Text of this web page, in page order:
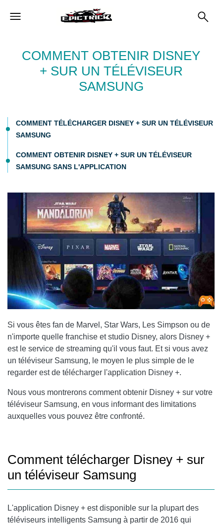
COMMENT OBTENIR DISNEY
+ SUR UN TÉLÉVISEUR
SAMSUNG
COMMENT TÉLÉCHARGER DISNEY + SUR UN TÉLÉVISEUR
SAMSUNG
COMMENT OBTENIR DISNEY + SUR UN TÉLÉVISEUR
SAMSUNG SANS L'APPLICATION
Si vous êtes fan de Marvel, Star Wars, Les Simpson ou de
n'importe quelle franchise et studio Disney, alors Disney +
est le service de streaming qu'il vous faut. Et si vous avez
un téléviseur Samsung, le moyen le plus simple de le
regarder est de télécharger l'application Disney +.
Nous vous montrerons comment obtenir Disney + sur votre
téléviseur Samsung, en vous informant des limitations
auxquelles vous pouvez être confronté.
Comment télécharger Disney + sur
un téléviseur Samsung
L'application Disney + est disponible sur la plupart des
téléviseurs intelligents Samsung à partir de 2016 qui